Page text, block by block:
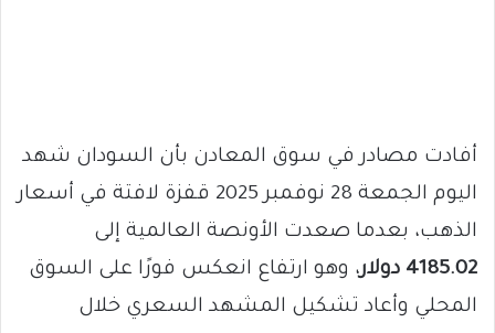
أفادت مصادر في سوق المعادن بأن السودان شهد
اليوم الجمعة 28 نوفمبر 2025 قفزة لافتة في أسعار
الذهب، بعدما صعدت الأونصة العالمية إلى
4185.02 دولار
، وهو ارتفاع انعكس فورًا على السوق
المحلي وأعاد تشكيل المشهد السعري خلال